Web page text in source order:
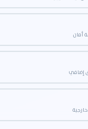
أمان
إضافي